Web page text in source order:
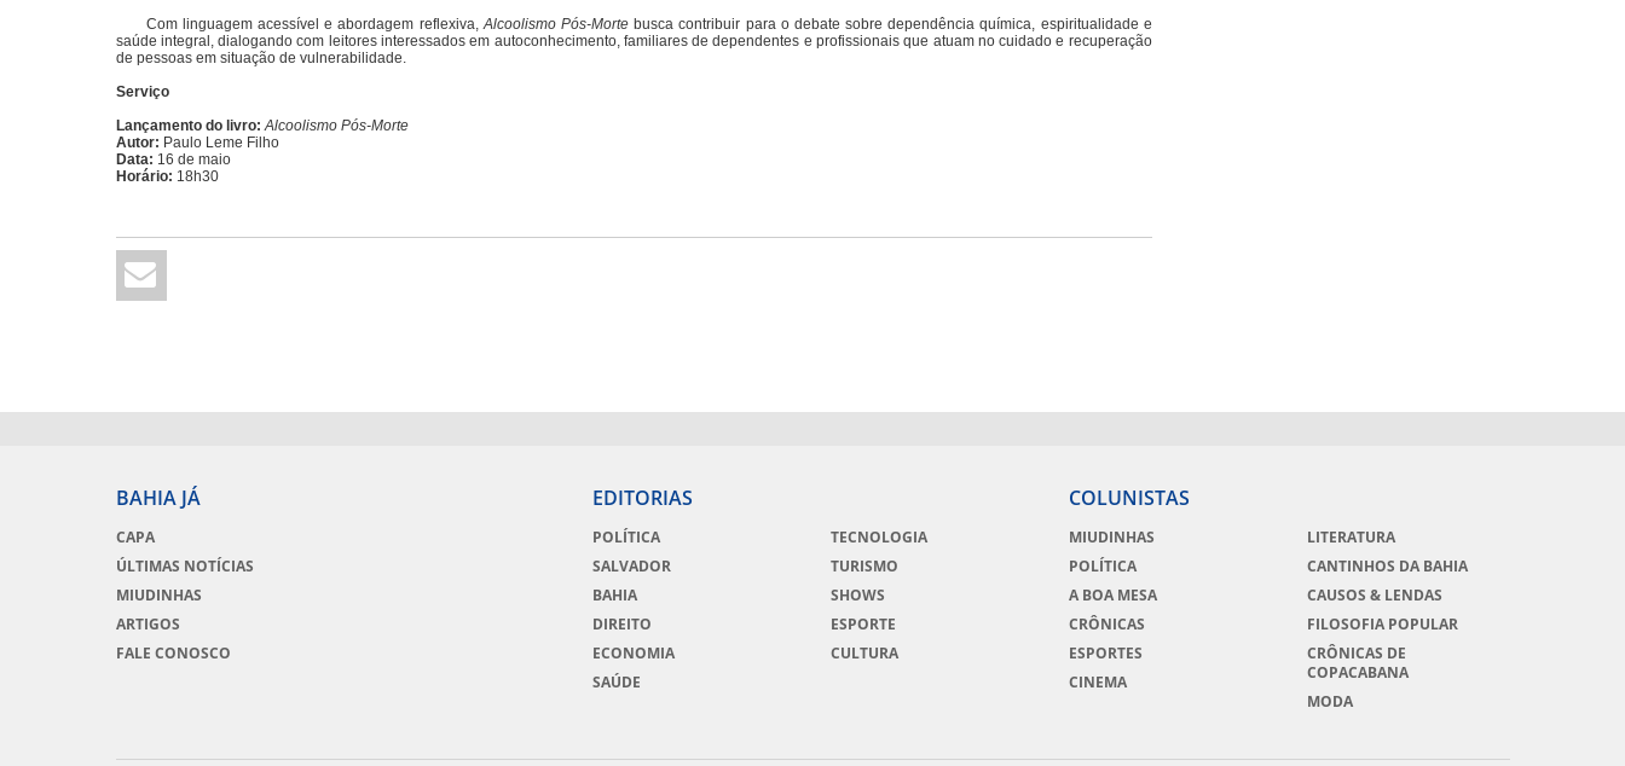
Com linguagem acessível e abordagem reflexiva, Alcoolismo Pós-Mortebusca contribuir para o debate sobre dependência química, espiritualidade e
saúde integral, dialogando com leitores interessados em autoconhecimento, familiares de dependentes e profissionais que atuam no cuidado e recuperação
de pessoas em situação de vulnerabilidade.
Serviço
Lançamento do livro: Alcoolismo Pós-Morte
Autor: Paulo Leme Filho
Data: 16 de maio
Horário: 18h30
BAHIA JÁ
CAPA
ÚLTIMAS NOTÍCIAS
MIUDINHAS
ARTIGOS
FALE CONOSCO
EDITORIAS
POLÍTICA
SALVADOR
BAHIA
DIREITO
ECONOMIA
SAÚDE
TECNOLOGIA
TURISMO
SHOWS
ESPORTE
CULTURA
COLUNISTAS
MIUDINHAS
POLÍTICA
A BOA MESA
CRÔNICAS
ESPORTES
CINEMA
LITERATURA
CANTINHOS DA BAHIA
CAUSOS & LENDAS
FILOSOFIA POPULAR
CRÔNICAS DE
COPACABANA
MODA